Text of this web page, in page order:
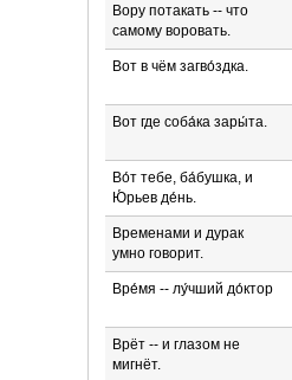
Вору потакать -- что
самому воровать.
Вот в чём загво́здка.
Вот где соба́ка зары́та.
Во́т тебе, ба́бушка, и
Ю́рьев де́нь.
Временами и дурак
умно говорит.
Вре́мя -- лу́чший до́ктор
Врёт -- и глазом не
мигнёт.